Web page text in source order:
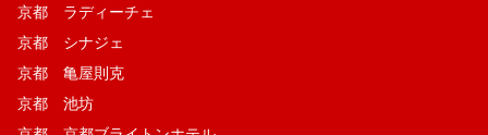
京都 ラディーチェ
京都 シナジェ
京都 亀屋則克
京都 池坊